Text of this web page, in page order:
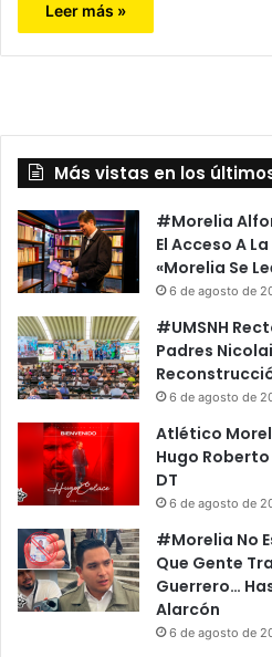
Leer más »
Más vistas en los
#Morelia
El Acceso A
«Morelia Se
6 de agosto de
#UMSNH
Padres
6 de agosto de
Atlético
Hugo
DT
6 de agosto de
#Morelia No
Que Gente
Guerrero…
Alarcón
6 de agosto de